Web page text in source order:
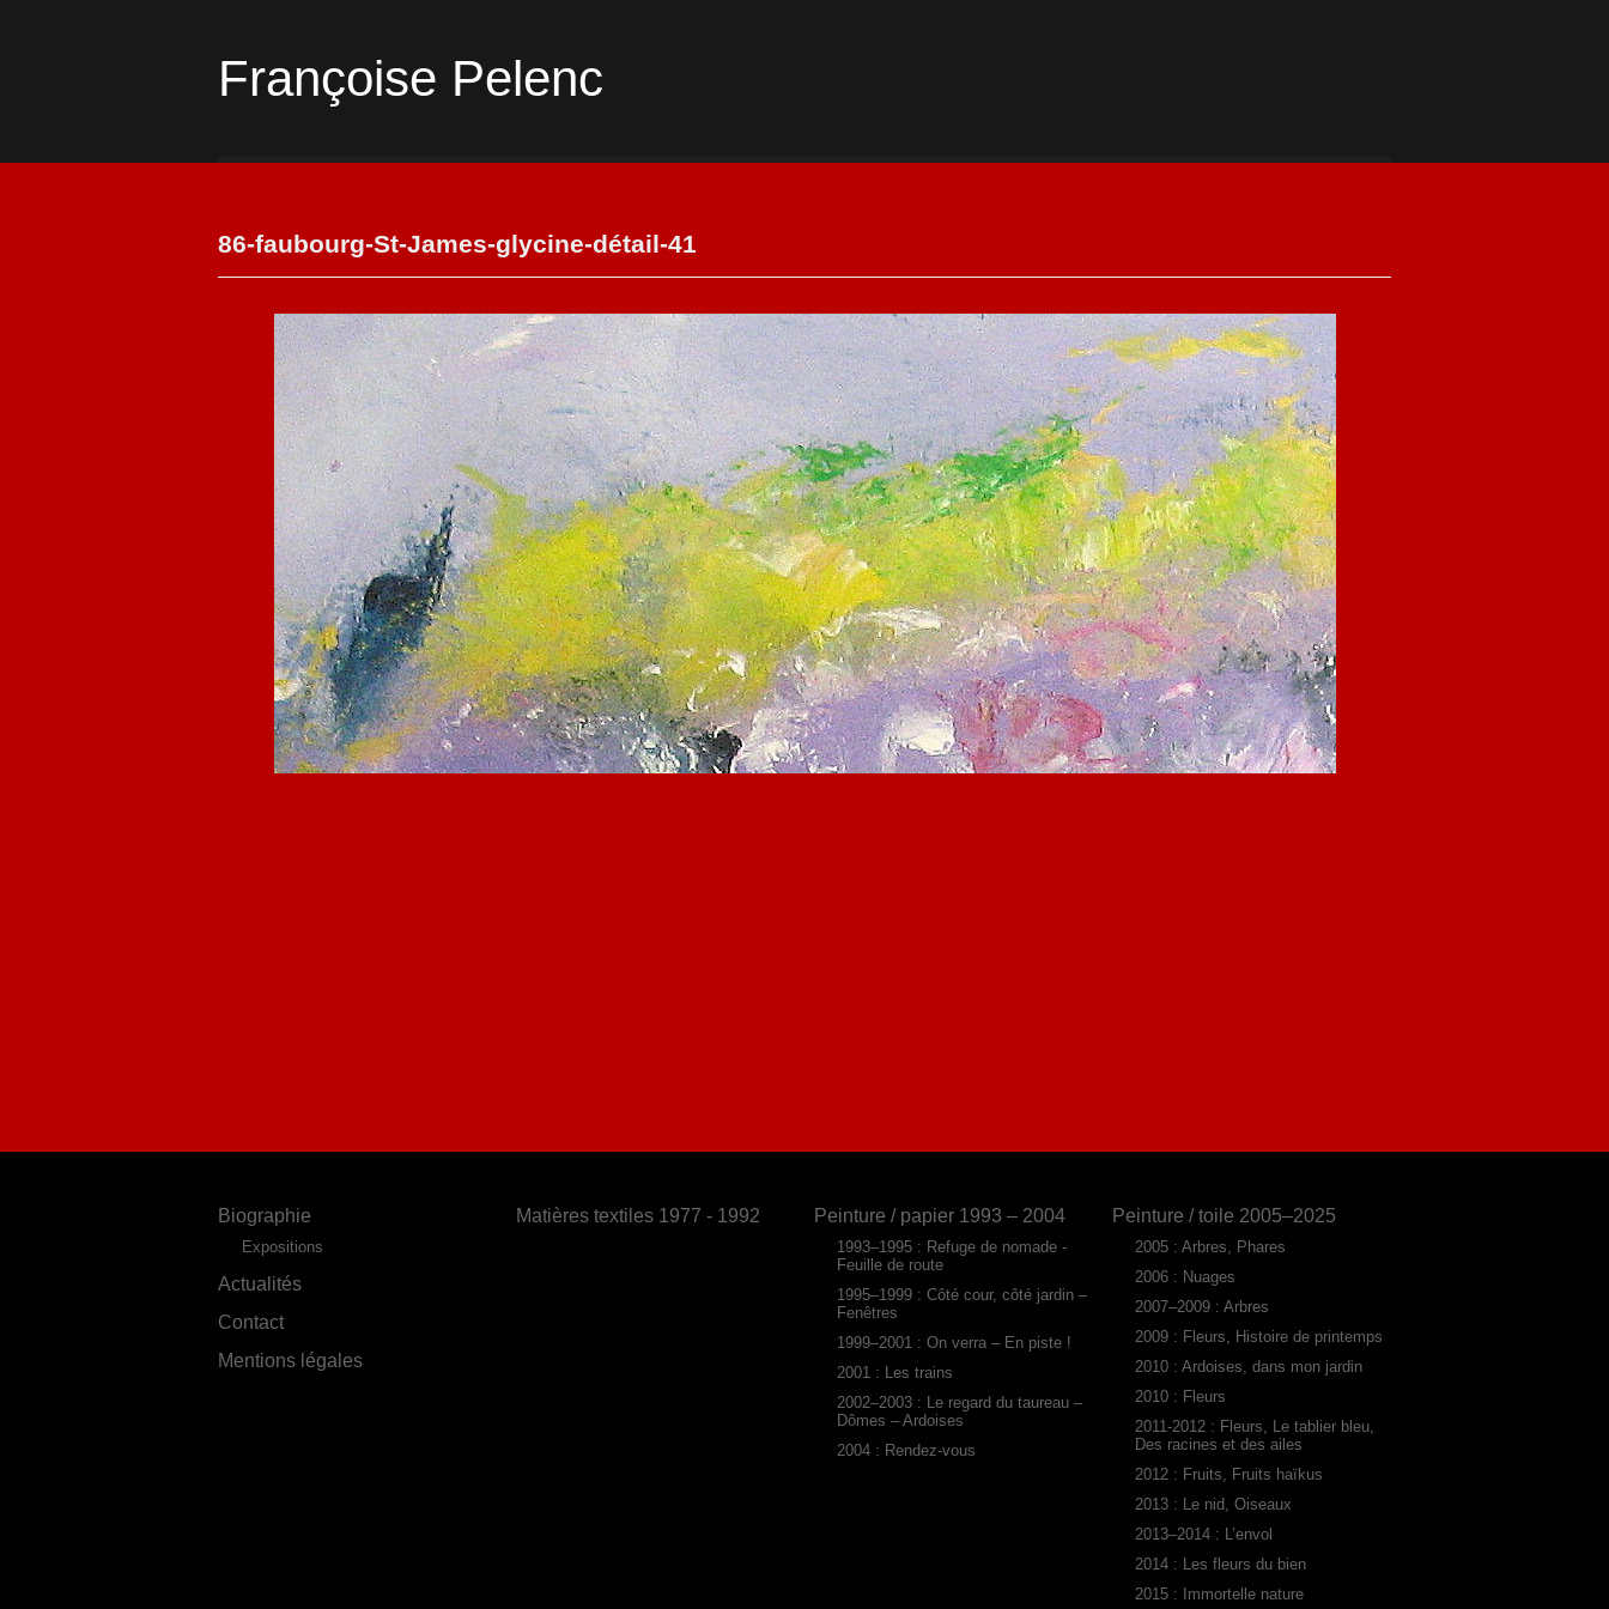
Françoise Pelenc
86-faubourg-St-James-glycine-détail-41
Biographie
Expositions
Actualités
Contact
Mentions légales
Matières textiles 1977 - 1992 Peinture / papier 1993 – 2004
1993–1995 : Refuge de nomade -
Feuille de route
1995–1999 : Côté cour, côté jardin –
Fenêtres
1999–2001 : On verra – En piste !
2001 : Les trains
2002–2003 : Le regard du taureau –
Dômes – Ardoises
2004 : Rendez-vous
Peinture / toile 2005–2025
2005 : Arbres, Phares
2006 : Nuages
2007–2009 : Arbres
2009 : Fleurs, Histoire de printemps
2010 : Ardoises, dans mon jardin
2010 : Fleurs
2011-2012 : Fleurs, Le tablier bleu,
Des racines et des ailes
2012 : Fruits, Fruits haïkus
2013 : Le nid, Oiseaux
2013–2014 : L’envol
2014 : Les fleurs du bien
2015 : Immortelle nature